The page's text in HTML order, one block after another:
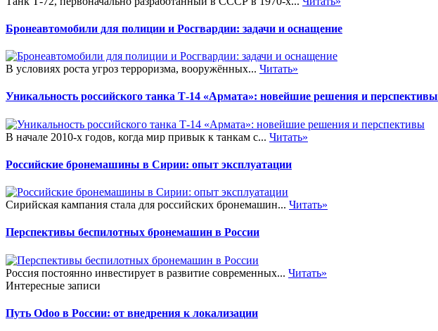
Бронеавтомобили для полиции и Росгвардии: задачи и оснащение
В условиях роста угроз терроризма, вооружённых... Читать»
Уникальность российского танка Т-14 «Армата»: новейшие решения и перспективы
В начале 2010-х годов, когда мир привык к танкам с... Читать»
Российские бронемашины в Сирии: опыт эксплуатации
Сирийская кампания стала для российских бронемашин... Читать»
Перспективы беспилотных бронемашин в России
Россия постоянно инвестирует в развитие современных... Читать»
Интересные записи
Путь Odoo в России: от внедрения к локализации